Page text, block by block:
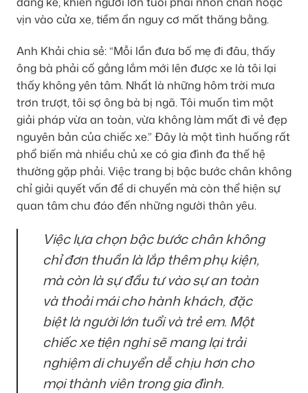
vịn vào cửa xe, tiềm ẩn nguy cơ mất thăng bằng.
Anh Khải chia sẻ: “Mỗi lần đưa bố mẹ đi đâu, thấy
ông bà phải cố gắng lắm mới lên được xe là tôi lại
thấy không yên tâm. Nhất là những hôm trời mưa
trơn trượt, tôi sợ ông bà bị ngã. Tôi muốn tìm một
giải pháp vừa an toàn, vừa không làm mất đi vẻ đẹp
nguyên bản của chiếc xe.” Đây là một tình huống rất
phổ biến mà nhiều chủ xe có gia đình đa thế hệ
thường gặp phải. Việc trang bị bậc bước chân không
chỉ giải quyết vấn đề di chuyển mà còn thể hiện sự
quan tâm chu đáo đến những người thân yêu.
Việc lựa chọn bậc bước chân không
chỉ đơn thuần là lắp thêm phụ kiện,
mà còn là sự đầu tư vào sự an toàn
và thoải mái cho hành khách, đặc
biệt là người lớn tuổi và trẻ em. Một
chiếc xe tiện nghi sẽ mang lại trải
nghiệm di chuyển dễ chịu hơn cho
mọi thành viên trong gia đình.